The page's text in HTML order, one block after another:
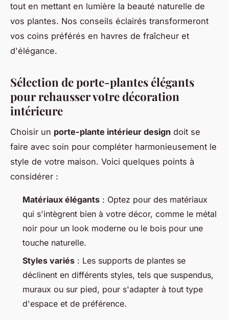
tout en mettant en lumière la beauté naturelle de
vos plantes. Nos conseils éclairés transformeront
vos coins préférés en havres de fraîcheur et
d'élégance.
Sélection de porte-plantes élégants
pour rehausser votre décoration
intérieure
Choisir un porte-plante intérieur design doit se
faire avec soin pour compléter harmonieusement le
style de votre maison. Voici quelques points à
considérer :
Matériaux élégants : Optez pour des matériaux
qui s'intègrent bien à votre décor, comme le métal
noir pour un look moderne ou le bois pour une
touche naturelle.
Styles variés : Les supports de plantes se
déclinent en différents styles, tels que suspendus,
muraux ou sur pied, pour s'adapter à tout type
d'espace et de préférence.